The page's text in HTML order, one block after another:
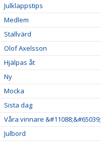
Julklappstips
Medlem
Stallvärd
Olof Axelsson
Hjälpas åt
Ny
Mocka
Sista dag
Våra vinnare &#11088;&#65039;
Julbord